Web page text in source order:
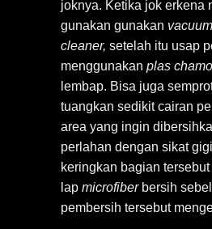
joknya. Ketika jok erkena
gunakan gunakan vacuum
cleaner, setelah itu usap
menggunakan plas
lembap. Bisa juga
tuangkan sedikit cairan
area yang ingin
perlahan dengan sikat
keringkan bagian
lap microfiberbersih
pembersih tersebut